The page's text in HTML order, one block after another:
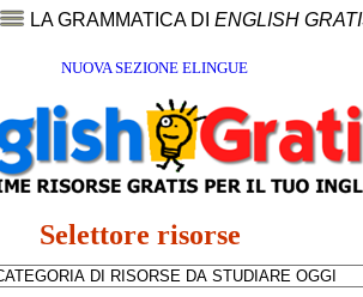
LA GRAMMATICA DI ENGLISH
NUOVA SEZIONE ELINGUE
Selettore risorse